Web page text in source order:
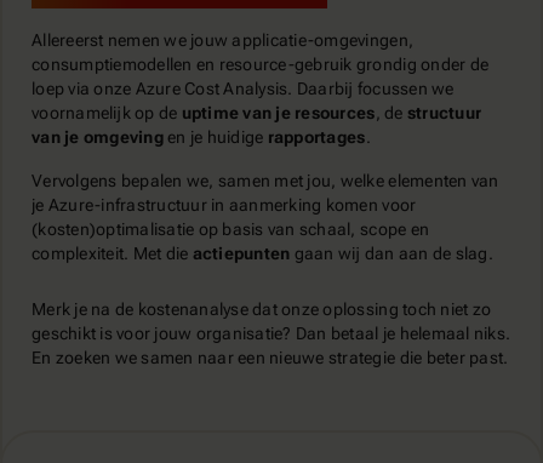
Allereerst nemen we jouw applicatie-omgevingen,
consumptiemodellen en resource-gebruik grondig onder de
loep via onze Azure Cost Analysis. Daarbij focussen we
voornamelijk op de uptime van je resources , de structuur
van je omgevingen je huidige rapportages
Vervolgens bepalen we, samen met jou, welke elementen van
je Azure-infrastructuur in aanmerking komen voor
(kosten)optimalisatie op basis van schaal, scope en
complexiteit. Met die actiepunten gaan wij dan aan de slag.
Merk je na de kostenanalyse dat onze oplossing toch niet zo
geschikt is voor jouw organisatie? Dan betaal je helemaal niks.
En zoeken we samen naar een nieuwe strategie die beter past.